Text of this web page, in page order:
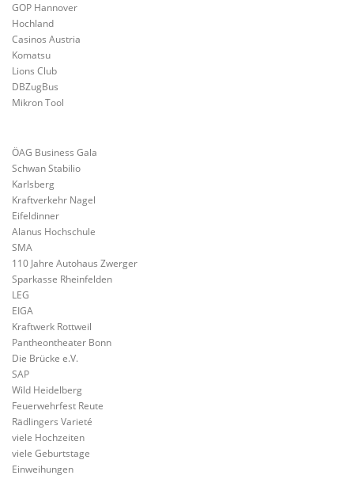
GOP Hannover
Hochland
Casinos Austria
Komatsu
Lions Club
DBZugBus
Mikron Tool
ÖAG Business Gala
Schwan Stabilio
Karlsberg
Kraftverkehr Nagel
Eifeldinner
Alanus Hochschule
SMA
110 Jahre Autohaus Zwerger
Sparkasse Rheinfelden
LEG
EIGA
Kraftwerk Rottweil
Pantheontheater Bonn
Die Brücke e.V.
SAP
Wild Heidelberg
Feuerwehrfest Reute
Rädlingers Varieté
viele Hochzeiten
viele Geburtstage
Einweihungen